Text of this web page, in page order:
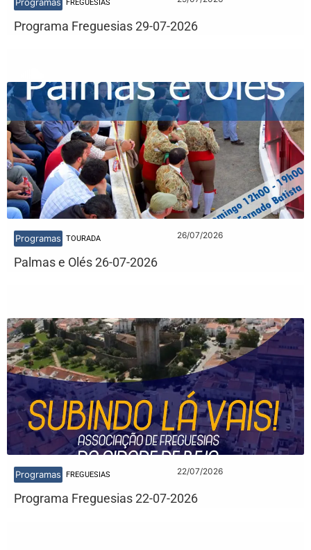
FREGUESIAS
Programa Freguesias 29-07-2026
Programas TOURADA 26/07/2026
Palmas e Olés 26-07-2026
Programas FREGUESIAS 22/07/2026
Programa Freguesias 22-07-2026